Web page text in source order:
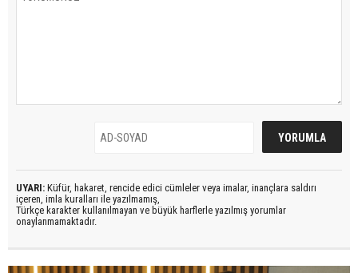
UYARI: Küfür, hakaret, rencide edici cümleler veya imalar, inançlara saldırı
içeren, imla kuralları ile yazılmamış,
Türkçe karakter kullanılmayan ve büyük harflerle yazılmış yorumlar
onaylanmamaktadır.